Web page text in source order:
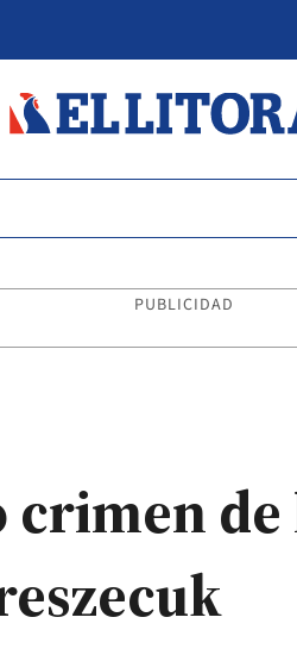
PUBLICIDAD